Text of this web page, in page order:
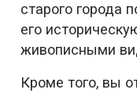
старого города
его
живописными
Кроме того, вы